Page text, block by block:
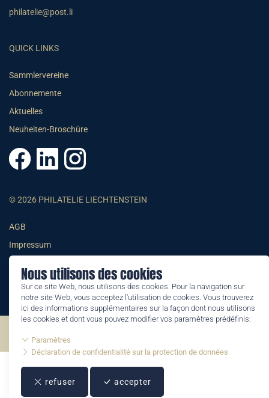
Nous utilisons des cookies
Sur ce site Web, nous utilisons des cookies. Pour la navigation sur
notre site Web, vous acceptez l'utilisation de cookies. Vous trouverez
ici des informations supplémentaires sur la façon dont nous utilisons
les cookies et dont vous pouvez modifier vos paramètres prédéfinis:
Paramètres
Déclaration de confidentialité sur la protection de données
refuser accepter
philatelie@post.li
QUICK LINKS
Sammlervereine
Abonnemente
Aktuelles
Neuheiten-Broschüre
© 2026 PHILATELIE LIECHTENSTEIN
AGB
Impressum